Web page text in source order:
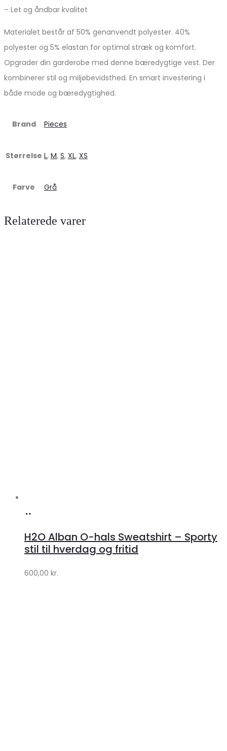
– Let og åndbar kvalitet
Materialet består af 50% genanvendt polyester. 40%
polyester og 5% elastan for optimal stræk og komfort.
Opgrader din garderobe med denne bæredygtige vest. Der
kombinerer stil og miljøbevidsthed. En smart investering i
både mode og bæredygtighed.
Brand Pieces
Størrelse L, M, S, XL, XS
Farve Grå
Relaterede varer
Lykke
Lykke
H2O Alban O-hals Sweatshirt – Sporty
stil til hverdag og fritid
600,00 kr.